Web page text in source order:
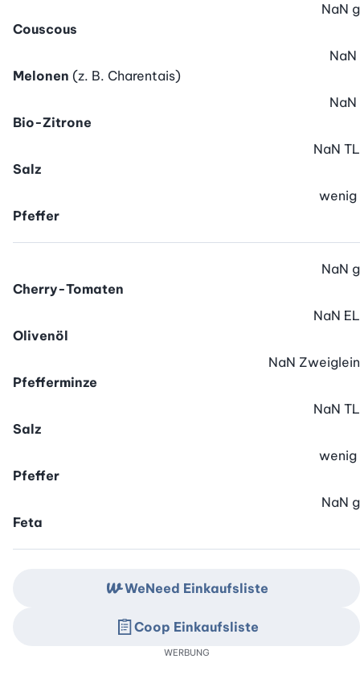
Couscous
NaN g
Melonen (z. B. Charentais)
NaN
Bio-Zitrone
NaN
Salz
NaN TL
Pfeffer
wenig
Cherry-Tomaten
NaN g
Olivenöl
NaN EL
Pfefferminze
NaN Zweiglein
Salz
NaN TL
Pfeffer
wenig
Feta
NaN g
WeNeed Einkaufsliste
Coop Einkaufsliste
WERBUNG